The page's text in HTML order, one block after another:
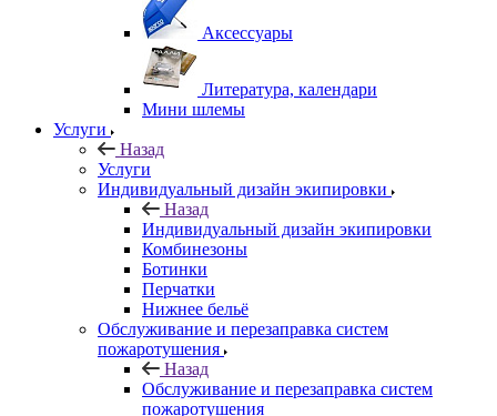
Аксессуары
Литература, календари
Мини шлемы
Услуги
Назад
Услуги
Индивидуальный дизайн экипировки
Назад
Индивидуальный дизайн экипировки
Комбинезоны
Ботинки
Перчатки
Нижнее бельё
Обслуживание и перезаправка систем
пожаротушения
Назад
Обслуживание и перезаправка систем
пожаротушения